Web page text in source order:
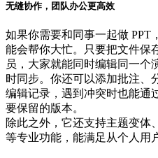
无缝协作，团队办公更高效
如果你需要和同事一起做 PPT
能会帮你大忙。只要把文件保
员，大家就能同时编辑同一个
时同步。你还可以添加批注、
编辑记录，遇到冲突时也能通
要保留的版本。
除此之外，它还支持主题变体
等专业功能，能满足从个人用